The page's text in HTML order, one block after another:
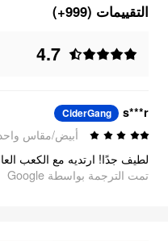
التقييمات (999+)
4.7
s***r
CiderGang
أبيض/مقاس
تمت الترجمة بواسطة Google